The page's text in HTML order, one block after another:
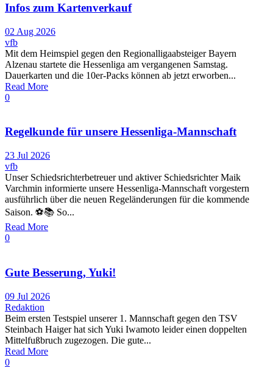
Infos zum Kartenverkauf
02 Aug 2026
vfb
Mit dem Heimspiel gegen den Regionalligaabsteiger Bayern
Alzenau startete die Hessenliga am vergangenen Samstag.
Dauerkarten und die 10er-Packs können ab jetzt erworben...
Read More
0
Regelkunde für unsere Hessenliga-Mannschaft
23 Jul 2026
vfb
Unser Schiedsrichterbetreuer und aktiver Schiedsrichter Maik
Varchmin informierte unsere Hessenliga-Mannschaft vorgestern
ausführlich über die neuen Regeländerungen für die kommende
Saison. ⚽️📚 So...
Read More
0
Gute Besserung, Yuki!
09 Jul 2026
Redaktion
Beim ersten Testspiel unserer 1. Mannschaft gegen den TSV
Steinbach Haiger hat sich Yuki Iwamoto leider einen doppelten
Mittelfußbruch zugezogen. Die gute...
Read More
0